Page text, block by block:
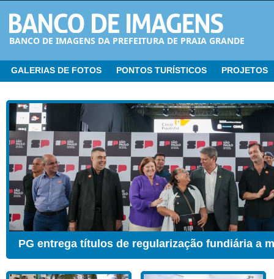
BANCO DE IMAGENS DA PREFEITURA DE PRAIA GRANDE
GALERIAS DE FOTOS PONTOS TURÍSTICOS PROJETOS
CER ganha Sala de Estimulação Sensorial